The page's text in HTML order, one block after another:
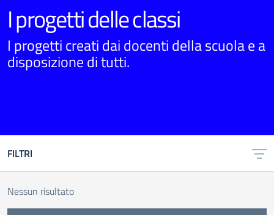
I progetti delle classi
I progetti creati dai docenti della scuola e a
disposizione di tutti.
FILTRI
Nessun risultato